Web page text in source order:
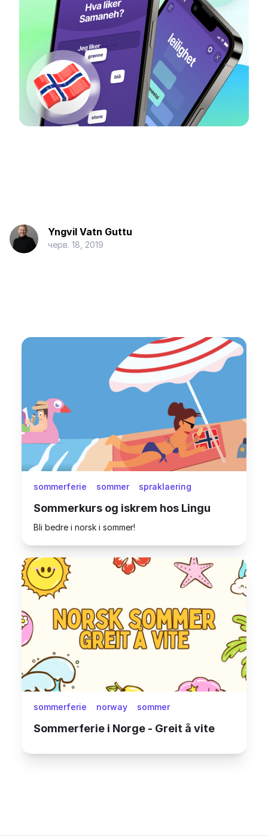
Yngvil Vatn Guttu
черв. 18, 2019
sommerferie sommer spraklaering
Sommerkurs og iskrem hos Lingu
Bli bedre i norsk i sommer!
sommerferie norway sommer
Sommerferie i Norge - Greit å vite